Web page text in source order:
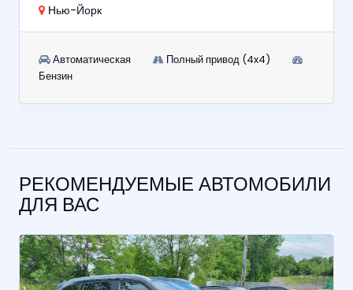
Нью-Йорк
Автоматическая
Полный привод (4x4)
Бензин
РЕКОМЕНДУЕМЫЕ АВТОМОБИЛИ
ДЛЯ ВАС